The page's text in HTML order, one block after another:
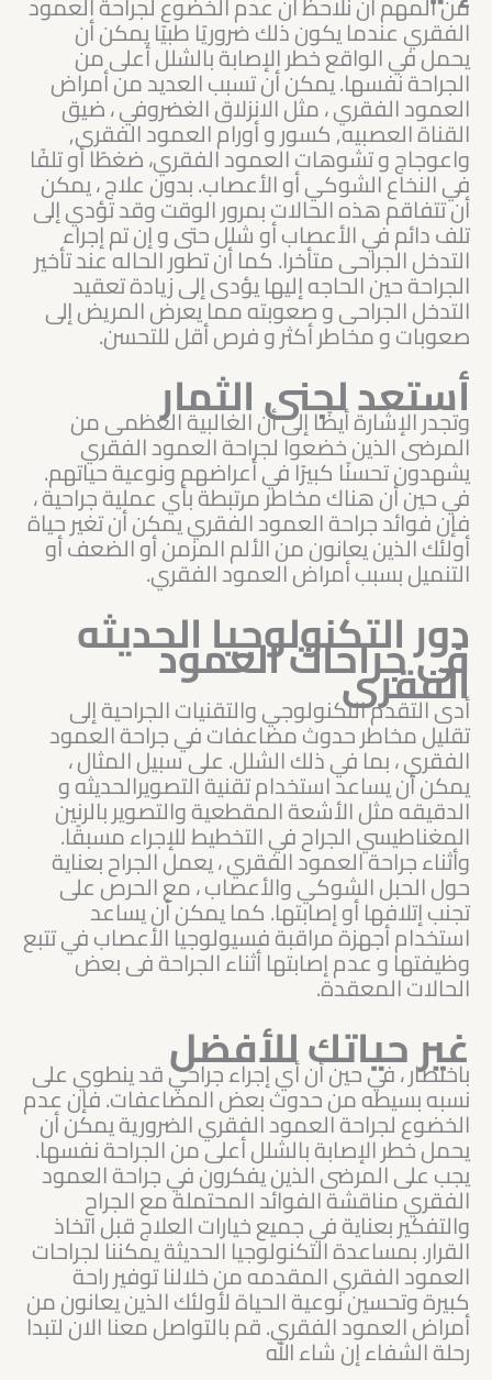
الفقري عندما يكون ذلك ضروريًا طبيًا يمكن أن
يحمل في الواقع خطر الإصابة بالشلل أعلى من
الجراحة نفسها. يمكن أن تسبب العديد من أمراض
العمود الفقري ، مثل الانزلاق الغضروفي ، ضيق
القناة العصبيه, كسور و أورام العمود الفقرى,
واعوجاج و تشوهات العمود الفقري، ضغطًا أو تلفًا
في النخاع الشوكي أو الأعصاب. بدون علاج ، يمكن
أن تتفاقم هذه الحالات بمرور الوقت وقد تؤدي إلى
تلف دائم في الأعصاب أو شلل حتى و إن تم إجراء
التدخل الجراحى متأخرا. كما أن تطور الحاله عند تأخير
الجراحة حين الحاجه إليها يؤدى إلى زيادة تعقيد
التدخل الجراحى و صعوبته مما يعرض المريض إلى
صعوبات و مخاطر أكثر و فرص أقل للتحسن.
أستعد لجنى الثمار
وتجدر الإشارة أيضًا إلى أن الغالبية العظمى من
المرضى الذين خضعوا لجراحة العمود الفقري
يشهدون تحسنًا كبيرًا في أعراضهم ونوعية حياتهم.
في حين أن هناك مخاطر مرتبطة بأي عملية جراحية ،
فإن فوائد جراحة العمود الفقري يمكن أن تغير حياة
أولئك الذين يعانون من الألم المزمن أو الضعف أو
التنميل بسبب أمراض العمود الفقري.
دور التكنولوجيا الحديثه
فى جراحات العمود
الفقرى
أدى التقدم التكنولوجي والتقنيات الجراحية إلى
تقليل مخاطر حدوث مضاعفات في جراحة العمود
الفقري ، بما في ذلك الشلل. على سبيل المثال ،
يمكن أن يساعد استخدام تقنية التصويرالحديثه و
الدقيقه مثل الأشعة المقطعية والتصوير بالرنين
المغناطيسي الجراح في التخطيط للإجراء مسبقًا.
وأثناء جراحة العمود الفقري ، يعمل الجراح بعناية
حول الحبل الشوكي والأعصاب ، مع الحرص على
تجنب إتلافها أو إصابتها. كما يمكن أن يساعد
استخدام أجهزة مراقبة فسيولوجيا الأعصاب في تتبع
وظيفتها و عدم إصابتها أثناء الجراحة فى بعض
الحالات المعقدة.
غير حياتك للأفضل
باختصار ، في حين أن أي إجراء جراحي قد ينطوي على
نسبه بسيطه من حدوث بعض المضاعفات. فإن عدم
الخضوع لجراحة العمود الفقري الضرورية يمكن أن
يحمل خطر الإصابة بالشلل أعلى من الجراحة نفسها.
يجب على المرضى الذين يفكرون في جراحة العمود
الفقري مناقشة الفوائد المحتملة مع الجراح
والتفكير بعناية في جميع خيارات العلاج قبل اتخاذ
القرار. بمساعدة التكنولوجيا الحديثة يمكننا لجراحات
العمود الفقري المقدمه من خلالنا توفير راحة
كبيرة وتحسين نوعية الحياة لأولئك الذين يعانون من
أمراض العمود الفقري. قم بالتواصل معنا الان لتبدا
رحلة الشفاء إن شاء الله